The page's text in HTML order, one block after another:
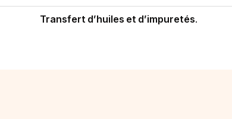
Transfert d’huiles et d’impuretés.